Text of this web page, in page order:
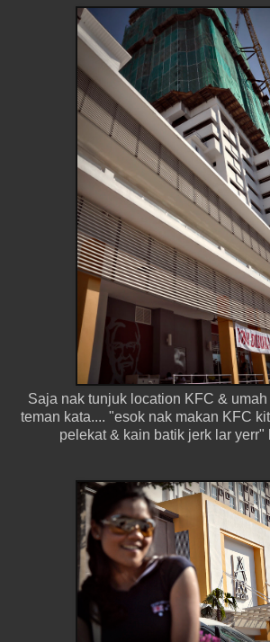
Saja nak tunjuk location KFC & umah
teman kata.... "esok nak makan KFC
pelekat & kain batik jerk lar yerr"